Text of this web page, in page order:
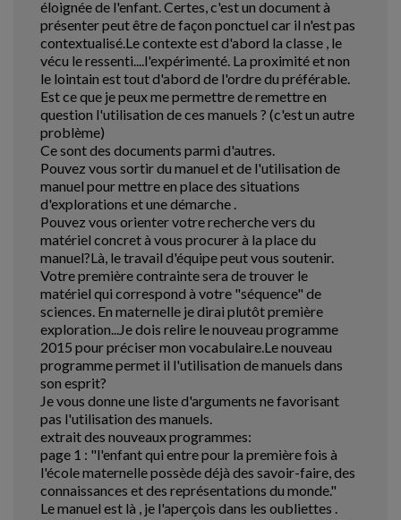
éloignée de l'enfant. Certes, c'est un document à
présenter peut être de façon ponctuel car il n'est pas
contextualisé.Le contexte est d'abord la classe , le
vécu le ressenti....l'expérimenté. La proximité et non
le lointain est tout d'abord de l'ordre du préférable.
Est ce que je peux me permettre de remettre en
question l'utilisation de ces manuels ? (c'est un autre
problème)
Ce sont des documents parmi d'autres.
Pouvez vous sortir du manuel et de l'utilisation de
manuel pour mettre en place des situations
d'explorations et une démarche .
Pouvez vous orienter votre recherche vers du
matériel concret à vous procurer à la place du
manuel?Là, le travail d'équipe peut vous soutenir.
Votre première contrainte sera de trouver le
matériel qui correspond à votre "séquence" de
sciences. En maternelle je dirai plutôt première
exploration...Je dois relire le nouveau programme
2015 pour préciser mon vocabulaire.Le nouveau
programme permet il l'utilisation de manuels dans
son esprit?
Je vous donne une liste d'arguments ne favorisant
pas l'utilisation des manuels.
extrait des nouveaux programmes:
page 1 : "l'enfant qui entre pour la première fois à
l'école maternelle possède déjà des savoir-faire, des
connaissances et des représentations du monde."
Le manuel est là , je l'aperçois dans les oubliettes .